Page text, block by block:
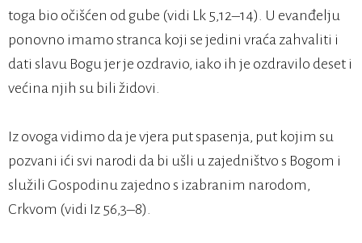
toga bio očišćen od gube (vidi Lk 5,12–14). U evanđelju
ponovno imamo stranca koji se jedini vraća zahvaliti i
dati slavu Bogu jer je ozdravio, iako ih je ozdravilo deset i
većina njih su bili židovi.
Iz ovoga vidimo da je vjera put spasenja, put kojim su
pozvani ići svi narodi da bi ušli u zajedništvo s Bogom i
služili Gospodinu zajedno s izabranim narodom,
Crkvom (vidi Iz 56,3–8).